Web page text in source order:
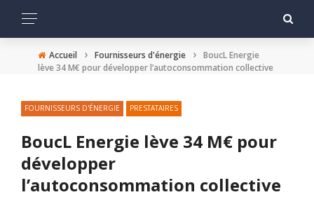
Accueil › Fournisseurs d'énergie › BoucL Energie
lève 34 M€ pour développer l’autoconsommation collective
FOURNISSEURS D'ÉNERGIE PRESTATAIRES
BoucL Energie lève 34 M€ pour
développer
l’autoconsommation collective